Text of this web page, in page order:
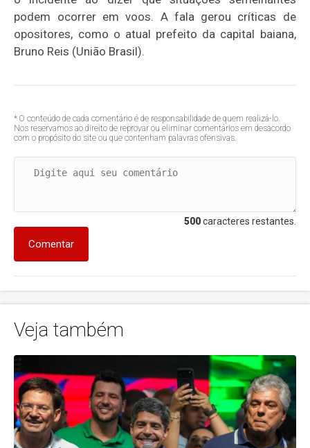
podem ocorrer em voos. A fala gerou críticas de
opositores, como o atual prefeito da capital baiana,
Bruno Reis (União Brasil).
* O conteúdo de cada comentário é de responsabilidade de quem realizá-lo.
Nos reservamos ao direito de reprovar ou eliminar comentários em desacordo
com o propósito do site ou que contenham palavras ofensivas.
500caracteres restantes.
Comentar
Veja também